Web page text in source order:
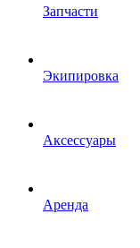
Запчасти
Экипировка
Аксессуары
Аренда